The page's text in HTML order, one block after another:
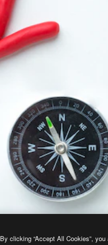
By clicking “Accept All Cookies”,